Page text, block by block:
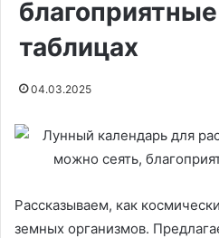
таблицах
04.03.2025
Рассказываем, как
земных организмов.